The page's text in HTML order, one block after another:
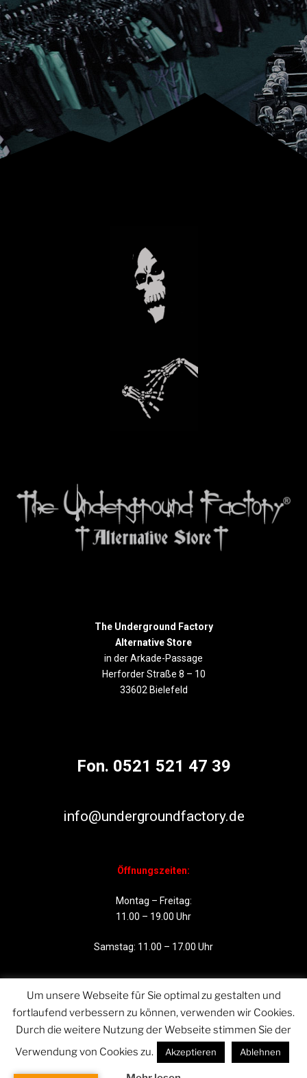
The Underground Factory
Alternative Store
in der Arkade-Passage
Herforder Straße 8 – 10
33602 Bielefeld
Fon. 0521 521 47 39
info@undergroundfactory.de
Öffnungszeiten:
Montag – Freitag:
11.00 – 19.00 Uhr
Samstag: 11.00 – 17.00 Uhr
Um unsere Webseite für Sie optimal zu gestalten und
fortlaufend verbessern zu können, verwenden wir Cookies.
Durch die weitere Nutzung der Webseite stimmen Sie der
Verwendung von Cookies zu.
Akzeptieren Ablehnen